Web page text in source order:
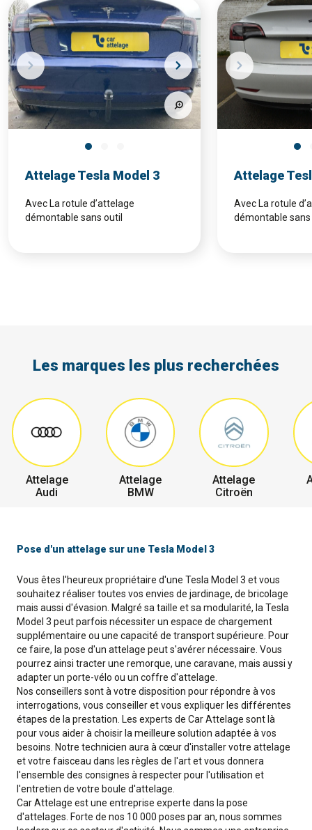
Attelage Tesla Model 3
Avec La rotule d’attelage
démontable sans outil
Attelage
Avec La rotule
démontable
Les marques les plus recherchées
Attelage
Audi
Attelage
BMW
Attelage
Citroën
Pose d'un attelage sur une Tesla Model 3
Vous êtes l'heureux propriétaire d'une Tesla Model 3 et vous
souhaitez réaliser toutes vos envies de jardinage, de bricolage
mais aussi d'évasion. Malgré sa taille et sa modularité, la Tesla
Model 3 peut parfois nécessiter un espace de chargement
supplémentaire ou une capacité de transport supérieure. Pour
ce faire, la pose d'un attelage peut s'avérer nécessaire. Vous
pourrez ainsi tracter une remorque, une caravane, mais aussi y
adapter un porte-vélo ou un coffre d'attelage.
Nos conseillers sont à votre disposition pour répondre à vos
interrogations, vous conseiller et vous expliquer les différentes
étapes de la prestation. Les experts de Car Attelage sont là
pour vous aider à choisir la meilleure solution adaptée à vos
besoins. Notre technicien aura à cœur d'installer votre attelage
et votre faisceau dans les règles de l'art et vous donnera
l'ensemble des consignes à respecter pour l'utilisation et
l'entretien de votre boule d'attelage.
Car Attelage est une entreprise experte dans la pose
d'attelages. Forte de nos 10 000 poses par an, nous sommes